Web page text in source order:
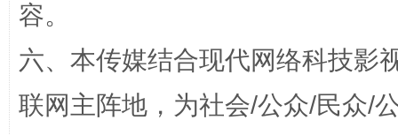
容。
六、本传媒结合现代网络科技影
联网主阵地，为社会/公众/民众/